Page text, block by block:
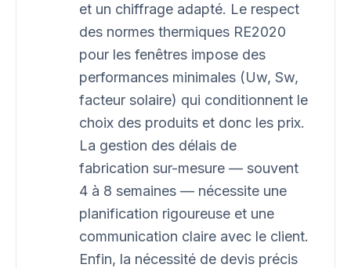
et un chiffrage adapté. Le respect
des normes thermiques RE2020
pour les fenêtres impose des
performances minimales (Uw, Sw,
facteur solaire) qui conditionnent le
choix des produits et donc les prix.
La gestion des délais de
fabrication sur-mesure — souvent
4 à 8 semaines — nécessite une
planification rigoureuse et une
communication claire avec le client.
Enfin, la nécessité de devis précis